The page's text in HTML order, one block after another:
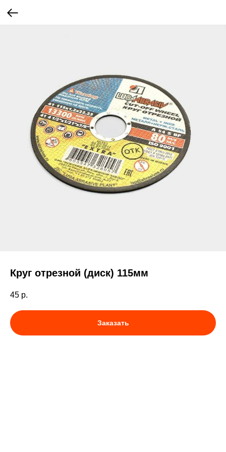
Круг отрезной (диск) 115мм
45 р.
Заказать